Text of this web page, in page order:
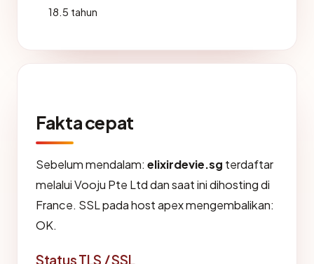
18.5 tahun
Fakta cepat
Sebelum mendalam: elixirdevie.sg terdaftar
melalui Vooju Pte Ltd dan saat ini dihosting di
France. SSL pada host apex mengembalikan:
OK.
Status TLS / SSL